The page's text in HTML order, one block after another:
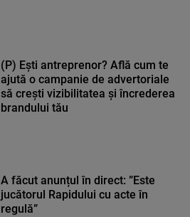
(P) Ești antreprenor? Află cum te
ajută o campanie de advertoriale
să crești vizibilitatea și încrederea
brandului tău
A făcut anunțul în direct: ”Este
jucătorul Rapidului cu acte în
regulă”